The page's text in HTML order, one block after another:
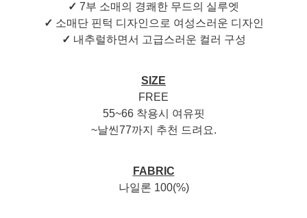
✓ 7부 소매의 경쾌한 무드의 실루엣
✓ 소매단 핀턱 디자인으로 여성스러운 디자인
✓ 내추럴하면서 고급스러운 컬러 구성
SIZE
FREE
55~66 착용시 여유핏
~날씬77까지 추천 드려요.
FABRIC
나일론 100(%)